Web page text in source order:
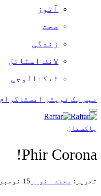
آٹوز
صحت
زندگی
لائف اسٹائل
ٹیکنالوجی
فیس بک ٹویٹر انسٹاگرام
پاکستان
Phir Corona!
تحریر: محمد انوار 15 نومبر 2022ء